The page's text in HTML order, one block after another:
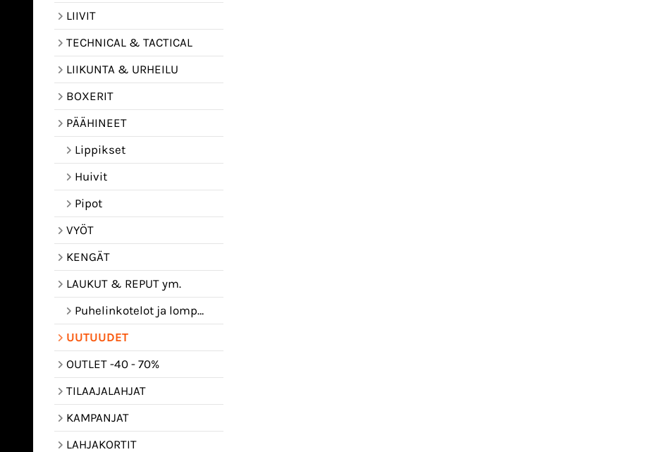
LIIVIT
TECHNICAL & TACTICAL
LIIKUNTA & URHEILU
BOXERIT
PÄÄHINEET
Lippikset
Huivit
Pipot
VYÖT
KENGÄT
LAUKUT & REPUT ym.
Puhelinkotelot ja lompakot
UUTUUDET
OUTLET -40 - 70%
TILAAJALAHJAT
KAMPANJAT
LAHJAKORTIT